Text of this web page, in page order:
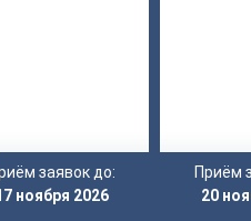
заявок до:
ноября 2026
Приём
20